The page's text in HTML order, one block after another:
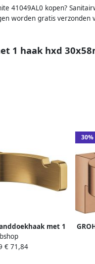
41049AL0 kopen?
worden gratis verzonden
1 haak hxd
met 1
kleur cool sunrise
€ 71,84
30%